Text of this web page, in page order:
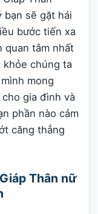
bạn sẽ gặt hái
bước tiến xa
quan tâm nhất
khỏe chúng ta
mong
gia đình và
phần nào cảm
căng thẳng
Thân nữ